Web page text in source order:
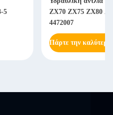
AP2D36 αντλία
τιμή